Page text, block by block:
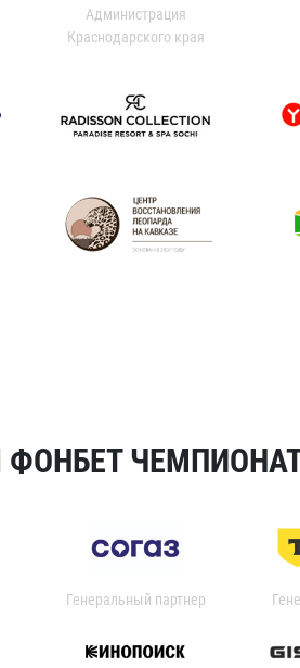
Администрация
Краснодарского края
Генеральный партнер